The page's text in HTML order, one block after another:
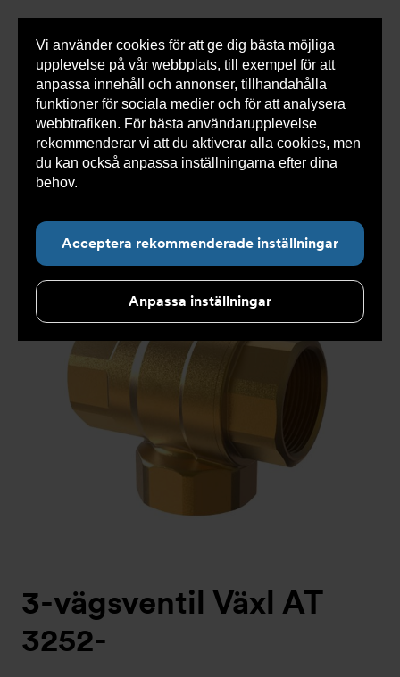
Vi använder cookies för att ge dig bästa möjliga
upplevelse på vår webbplats, till exempel för att
anpassa innehåll och annonser, tillhandahålla
funktioner för sociala medier och för att analysera
webbtrafiken. För bästa användarupplevelse
rekommenderar vi att du aktiverar alla cookies, men
du kan också anpassa inställningarna efter dina
behov.
Acceptera rekommenderade inställningar
Anpassa inställningar
0 varorSnabborder
Du
här:
Armatec > Produkter > Kyla > Ventiler NC
Kulventiler 3-vägs T
> 3-vägsventil Växl AT 3252-
3-vägsventil Växl AT
3252-